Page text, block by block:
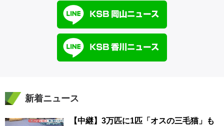
新着ニュース
【中継】3万匹に1匹「オスの三毛猫」も